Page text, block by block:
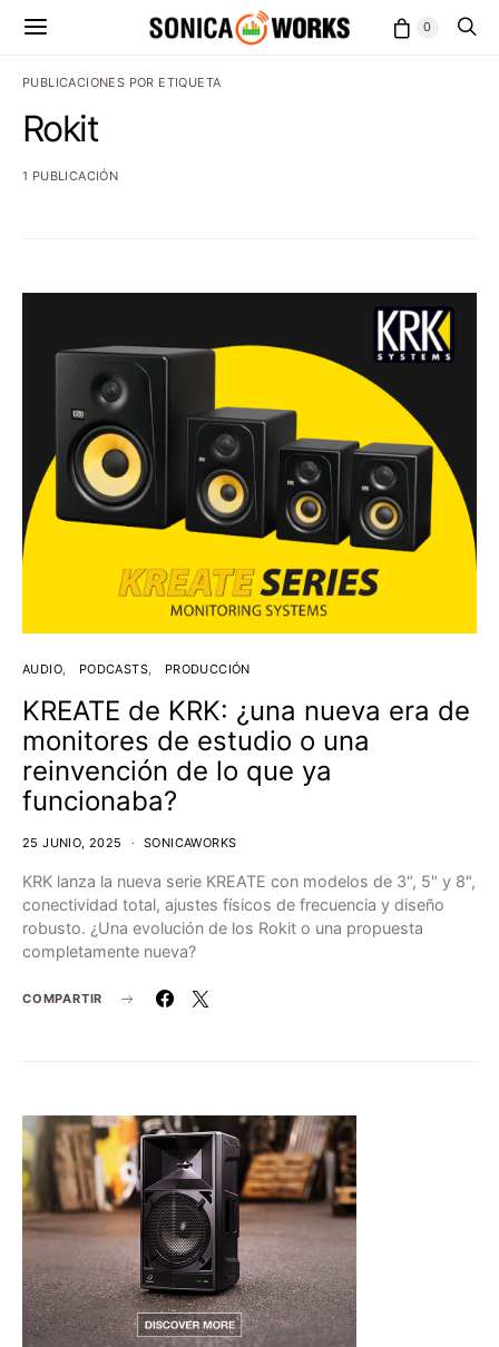
0
PUBLICACIONES POR ETIQUETA
Rokit
1 PUBLICACIÓN
AUDIO PODCASTS PRODUCCIÓN
KREATE de KRK: ¿una nueva era de
monitores de estudio o una
reinvención de lo que ya
funcionaba?
25 JUNIO, 2025 SONICAWORKS
KRK lanza la nueva serie KREATE con modelos de 3", 5" y 8",
conectividad total, ajustes físicos de frecuencia y diseño
robusto. ¿Una evolución de los Rokit o una propuesta
completamente nueva?
COMPARTIR